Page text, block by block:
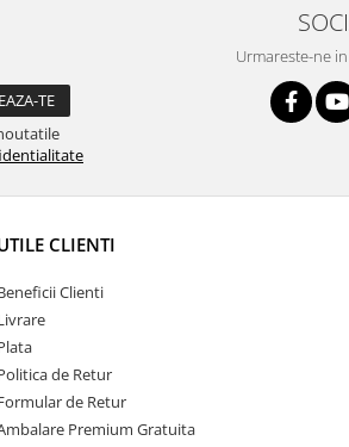
Urmareste-ne
CLIENTI
Clienti
de Retur
de Retur
Premium Gratuita